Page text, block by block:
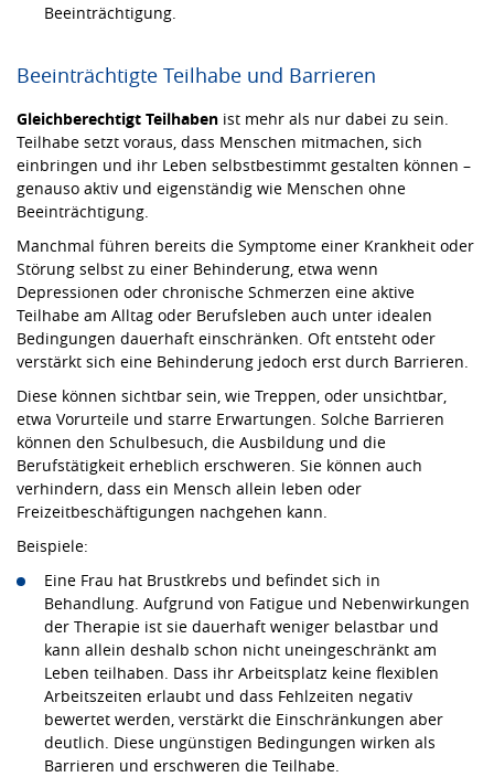
Beeinträchtigung.
Beeinträchtigte Teilhabe und Barrieren
Gleichberechtigt Teilhaben ist mehr als nur dabei zu sein.
Teilhabe setzt voraus, dass Menschen mitmachen, sich
einbringen und ihr Leben selbstbestimmt gestalten können –
genauso aktiv und eigenständig wie Menschen ohne
Beeinträchtigung.
Manchmal führen bereits die Symptome einer Krankheit oder
Störung selbst zu einer Behinderung, etwa wenn
Depressionen oder chronische Schmerzen eine aktive
Teilhabe am Alltag oder Berufsleben auch unter idealen
Bedingungen dauerhaft einschränken. Oft entsteht oder
verstärkt sich eine Behinderung jedoch erst durch Barrieren.
Diese können sichtbar sein, wie Treppen, oder unsichtbar,
etwa Vorurteile und starre Erwartungen. Solche Barrieren
können den Schulbesuch, die Ausbildung und die
Berufstätigkeit erheblich erschweren. Sie können auch
verhindern, dass ein Mensch allein leben oder
Freizeitbeschäftigungen nachgehen kann.
Beispiele:
Eine Frau hat Brustkrebs und befindet sich in
Behandlung. Aufgrund von Fatigue und Nebenwirkungen
der Therapie ist sie dauerhaft weniger belastbar und
kann allein deshalb schon nicht uneingeschränkt am
Leben teilhaben. Dass ihr Arbeitsplatz keine flexiblen
Arbeitszeiten erlaubt und dass Fehlzeiten negativ
bewertet werden, verstärkt die Einschränkungen aber
deutlich. Diese ungünstigen Bedingungen wirken als
Barrieren und erschweren die Teilhabe.